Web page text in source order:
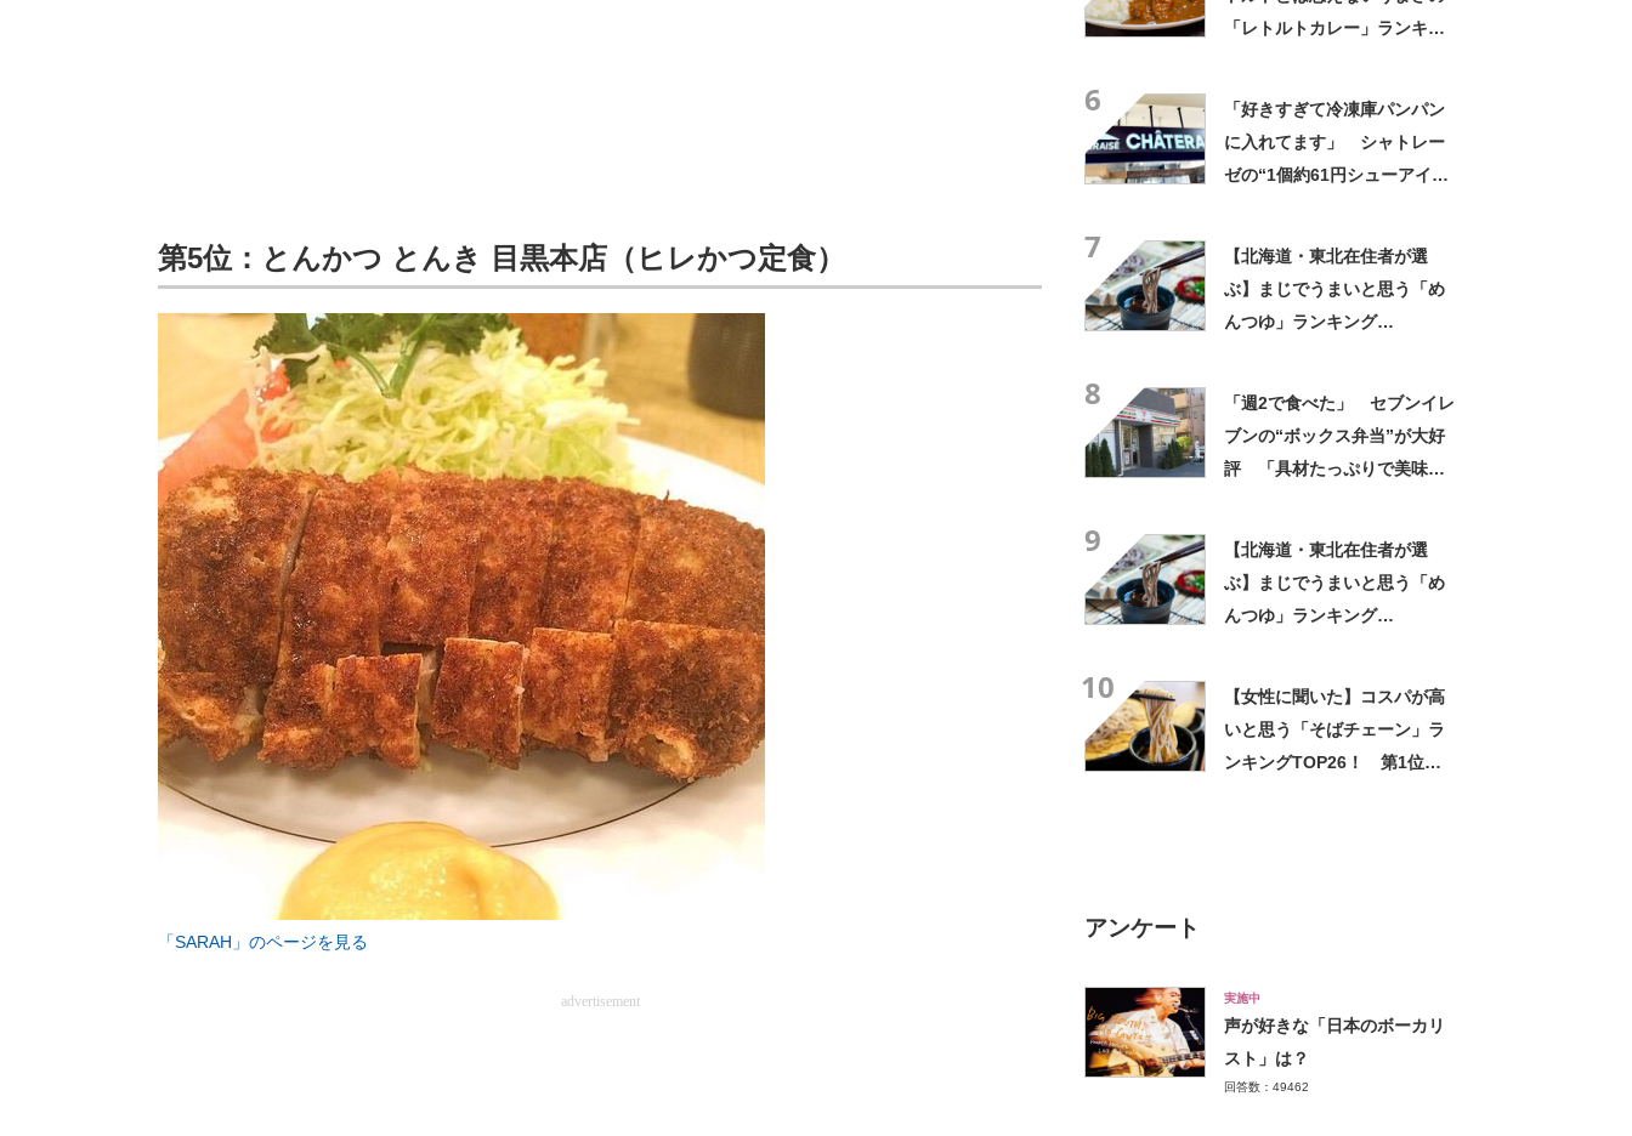
第5位：とんかつ とんき 目黒本店（ヒレかつ定食）
「SARAH」のページを見る
advertisement
「レトルトカレー」ランキン
6
「好きすぎて冷凍庫パンパン
に入れてます」 シャトレー
ゼの“1個約61円シューアイ
7
【北海道・東北在住者が選
ぶ】まじでうまいと思う「め
んつゆ」ランキング
8
「週2で食べた」 セブンイレ
ブンの“ボックス弁当”が大好
評 「具材たっぷりで美味し
9
【北海道・東北在住者が選
ぶ】まじでうまいと思う「め
んつゆ」ランキング
10
【女性に聞いた】コスパが高
いと思う「そばチェーン」ラ
ンキングTOP26！ 第1位は
アンケート
実施中
声が好きな「日本のボーカリ
スト」は？
回答数：49462